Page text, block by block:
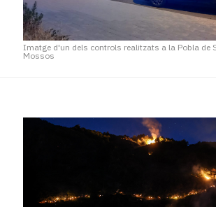
Imatge d'un dels controls realitzats a la Pobla de
Mossos